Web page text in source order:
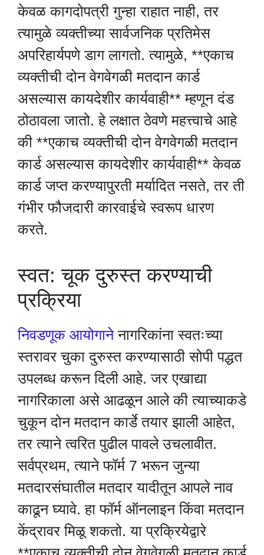
केवळ कागदोपत्री गुन्हा राहात नाही, तर
त्यामुळे व्यक्तीच्या सार्वजनिक प्रतिमेस
अपरिहार्यपणे डाग लागतो. त्यामुळे, **एकाच
व्यक्तीची दोन वेगवेगळी मतदान कार्ड
असल्यास कायदेशीर कार्यवाही** म्हणून दंड
ठोठावला जातो. हे लक्षात ठेवणे महत्त्वाचे आहे
की **एकाच व्यक्तीची दोन वेगवेगळी मतदान
कार्ड असल्यास कायदेशीर कार्यवाही** केवळ
कार्ड जप्त करण्यापुरती मर्यादित नसते, तर ती
गंभीर फौजदारी कारवाईचे स्वरूप धारण
करते.
स्वत: चूक दुरुस्त करण्याची
प्रक्रिया
निवडणूक आयोगानेनागरिकांना स्वतःच्या
स्तरावर चुका दुरुस्त करण्यासाठी सोपी पद्धत
उपलब्ध करून दिली आहे. जर एखाद्या
नागरिकाला असे आढळून आले की त्याच्याकडे
चुकून दोन मतदान कार्डे तयार झाली आहेत,
तर त्याने त्वरित पुढील पावले उचलावीत.
सर्वप्रथम, त्याने फॉर्म 7 भरून जुन्या
मतदारसंघातील मतदार यादीतून आपले नाव
काढून घ्यावे. हा फॉर्म ऑनलाइन किंवा मतदान
केंद्रावर मिळू शकतो. या प्रक्रियेद्वारे